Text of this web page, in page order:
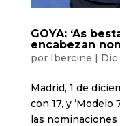
GOYA: ‘As
encabezan
por Ibercine | Dic
Madrid, 1 de
con 17, y ‘Modelo
las nominaciones